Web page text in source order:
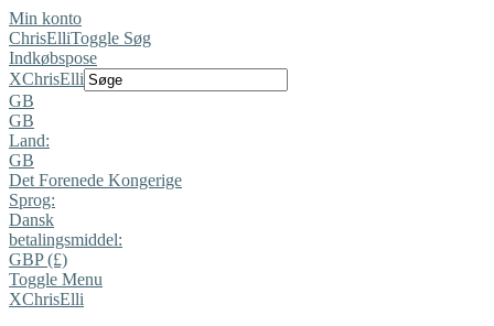
Min konto
ChrisElliToggle Søg
Indkøbspose
XChrisElli
GB
GB
Land:
GB
Det Forenede Kongerige
Sprog:
Dansk
betalingsmiddel:
GBP (£)
Toggle Menu
XChrisElli